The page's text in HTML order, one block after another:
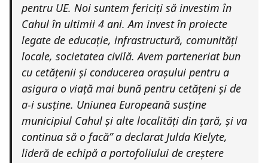
pentru UE. Noi suntem fericiți să investim în
Cahul în ultimii 4 ani. Am invest în proiecte
legate de educație, infrastructură, comunități
locale, societatea civilă. Avem parteneriat bun
cu cetățenii și conducerea orașului pentru a
asigura o viață mai bună pentru cetățeni și de
a-i susține. Uniunea Europeană susține
municipiul Cahul și alte localități din țară, și va
continua să o facă” a declarat Julda Kielyte,
lideră de echipă a portofoliului de creștere